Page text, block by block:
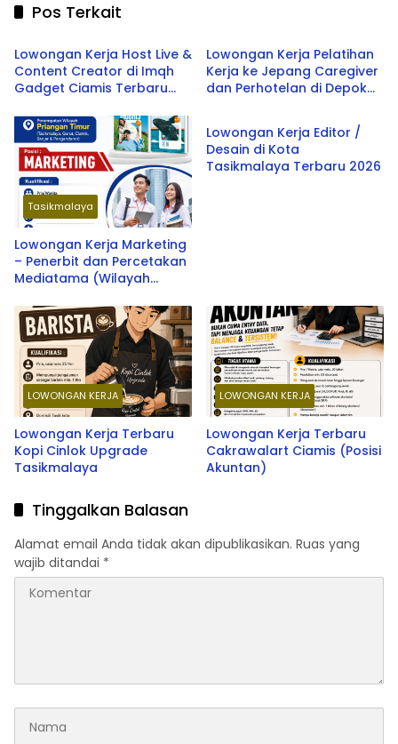
Pos Terkait
Tasikmalaya
Lowongan Kerja Host Live &
Content Creator di Imqh
Gadget Ciamis Terbaru
Lowongan Kerja Pelatihan
Kerja ke Jepang Caregiver
dan Perhotelan di Depok
Tasikmalaya
Lowongan Kerja Marketing
– Penerbit dan Percetakan
Mediatama (Wilayah
2026
Tasikmalaya
Lowongan Kerja Editor /
Desain di Kota
Tasikmalaya Terbaru 2026
LOWONGAN KERJA
Lowongan Kerja Terbaru
Kopi Cinlok Upgrade
Tasikmalaya
LOWONGAN KERJA
Lowongan Kerja Terbaru
Cakrawalart Ciamis (Posisi
Akuntan)
Tinggalkan Balasan
Alamat email Anda tidak akan dipublikasikan. Ruas yang
wajib ditandai *